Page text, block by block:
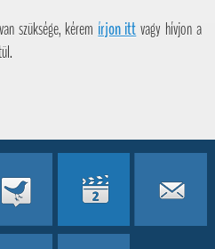
szüksége, kéremírjon ittvagy hívjon a